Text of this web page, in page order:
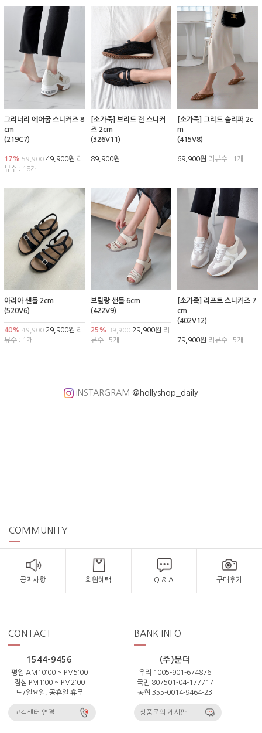
그리너리 에어굽 스니커즈 8
cm
(219C7)
17% 59,900 49,900원 리
뷰수 : 18개
[소가죽] 브리드 런 스니커
즈 2cm
(326V11)
89,900원
[소가죽] 그리드 슬리퍼 2c
m
(415V8)
69,900원 리뷰수 : 1개
아리아 샌들 2cm
(520V6)
40% 49,900 29,900원 리
뷰수 : 1개
브릴랑 샌들 6cm
(422V9)
25% 39,90029,900원 리
뷰수 : 5개
[소가죽] 리프트 스니커즈 7
cm
(402V12)
79,900원 리뷰수 : 5개
INSTARGRAM @hollyshop_daily
COMMUNITY
공지사항 회원혜택 Q & A 구매후기
CONTACT
1544-9456
평일 AM10:00 ~ PM5:00
점심 PM1:00 ~ PM2:00
토/일요일, 공휴일 휴무
고객센터 연결
BANK INFO
(주)분더
우리 1005-901-674876
국민 807501-04-177717
농협 355-0014-9464-23
상품문의 게시판